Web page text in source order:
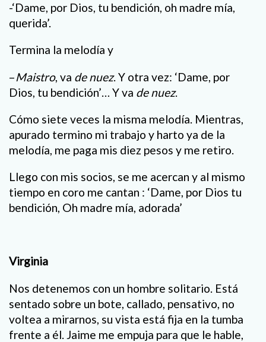
-‘Dame, por Dios, tu bendición, oh madre mía,
querida’.
Termina la melodía y
–Maistro, va de nuez. Y otra vez: ‘Dame, por
Dios, tu bendición’… Y va de nuez.
Cómo siete veces la misma melodía. Mientras,
apurado termino mi trabajo y harto ya de la
melodía, me paga mis diez pesos y me retiro.
Llego con mis socios, se me acercan y al mismo
tiempo en coro me cantan : ‘Dame, por Dios tu
bendición, Oh madre mía, adorada’
Virginia
Nos detenemos con un hombre solitario. Está
sentado sobre un bote, callado, pensativo, no
voltea a mirarnos, su vista está fija en la tumba
frente a él. Jaime me empuja para que le hable,